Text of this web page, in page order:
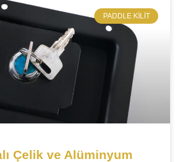
​PADDLE KILIT
Çelik ve Alüminyum